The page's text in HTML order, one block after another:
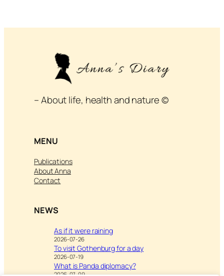
– About life, health and nature ©
MENU
Publications
About Anna
Contact
NEWS
As if it were raining
2026-07-26
To visit Gothenburg for a day
2026-07-19
What is Panda diplomacy?
2026-07-09